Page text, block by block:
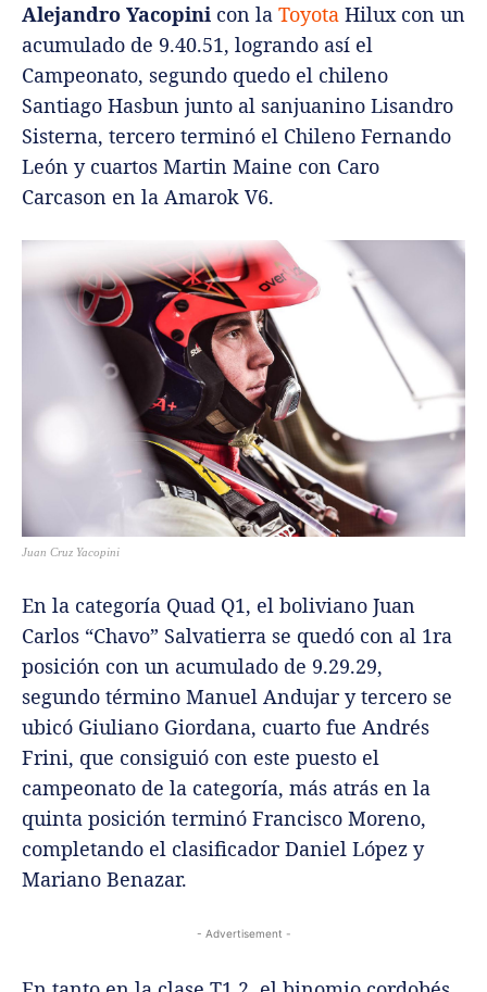
Alejandro Yacopini con la Toyota Hilux con un
acumulado de 9.40.51, logrando así el
Campeonato, segundo quedo el chileno
Santiago Hasbun junto al sanjuanino Lisandro
Sisterna, tercero terminó el Chileno Fernando
León y cuartos Martin Maine con Caro
Carcason en la Amarok V6.
Juan Cruz Yacopini
En la categoría Quad Q1, el boliviano Juan
Carlos “Chavo” Salvatierra se quedó con al 1ra
posición con un acumulado de 9.29.29,
segundo término Manuel Andujar y tercero se
ubicó Giuliano Giordana, cuarto fue Andrés
Frini, que consiguió con este puesto el
campeonato de la categoría, más atrás en la
quinta posición terminó Francisco Moreno,
completando el clasificador Daniel López y
Mariano Benazar.
- Advertisement -